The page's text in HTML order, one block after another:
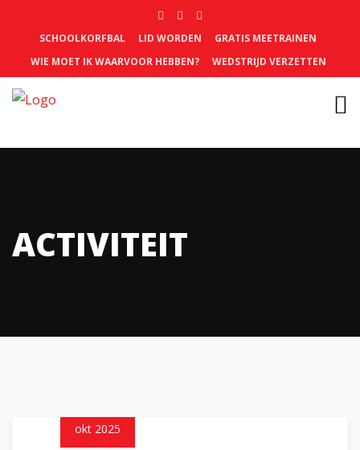
SCHOOLKORFBAL LID WORDEN
GRATIS MEETRAINEN
WIE MOET IK WAARVOOR HEBBEN?
WEDSTRIJD VERZETTEN
ACTIVITEIT
okt 2025